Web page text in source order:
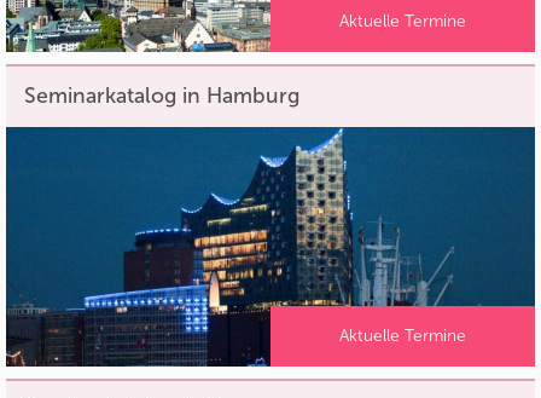
Aktuelle Termine
Seminarkatalog in Hamburg
Aktuelle Termine